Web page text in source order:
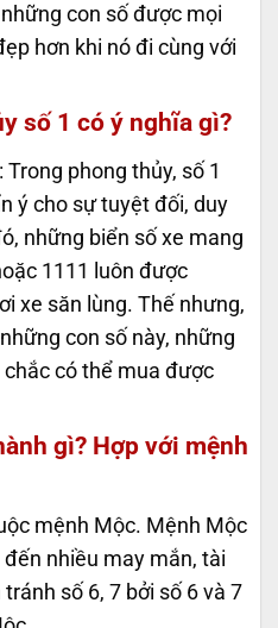
con số được mọi
hơn khi nó đi cùng với
số 1 có ý nghĩa gì?
phong thủy, số 1
ý cho sự tuyệt đối, duy
những biển số xe mang
1111 luôn được
xe săn lùng. Thế nhưng,
con số này, những
có thể mua được
gì? Hợp với mệnh
mệnh Mộc. Mệnh Mộc
nhiều may mắn, tài
số 6, 7 bởi số 6 và 7